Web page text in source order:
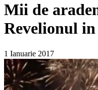
Mii de
Revelionul
1 Ianuarie 2017